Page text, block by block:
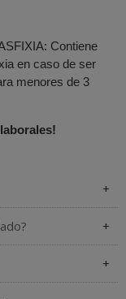
Contiene
en caso de ser
menores de 3